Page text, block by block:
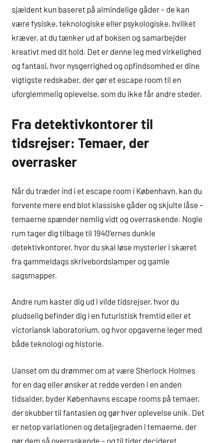
sjældent kun baseret på almindelige gåder – de kan
være fysiske, teknologiske eller psykologiske, hvilket
kræver, at du tænker ud af boksen og samarbejder
kreativt med dit hold. Det er denne leg med virkelighed
og fantasi, hvor nysgerrighed og opfindsomhed er dine
vigtigste redskaber, der gør et escape room til en
uforglemmelig oplevelse, som du ikke får andre steder.
Fra detektivkontorer til
tidsrejser: Temaer, der
overrasker
Når du træder ind i et escape room i København, kan du
forvente mere end blot klassiske gåder og skjulte låse –
temaerne spænder nemlig vidt og overraskende. Nogle
rum tager dig tilbage til 1940’ernes dunkle
detektivkontorer, hvor du skal løse mysterier i skæret
fra gammeldags skrivebordslamper og gamle
sagsmapper.
Andre rum kaster dig ud i vilde tidsrejser, hvor du
pludselig befinder dig i en futuristisk fremtid eller et
victoriansk laboratorium, og hvor opgaverne leger med
både teknologi og historie.
Uanset om du drømmer om at være Sherlock Holmes
for en dag eller ønsker at redde verden i en anden
tidsalder, byder Københavns escape rooms på temaer,
der skubber til fantasien og gør hver oplevelse unik. Det
er netop variationen og detaljegraden i temaerne, der
gør dem så overraskende – og til tider decideret